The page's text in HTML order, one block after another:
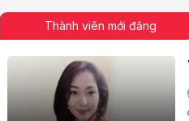
Thành viên mới đăng